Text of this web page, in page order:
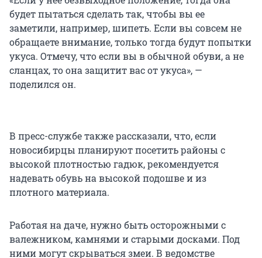
будет пытаться сделать так, чтобы вы ее
заметили, например, шипеть. Если вы совсем не
обращаете внимание, только тогда будут попытки
укуса. Отмечу, что если вы в обычной обуви, а не
сланцах, то она защитит вас от укуса», —
поделился он.
В пресс-службе также рассказали, что, если
новосибирцы планируют посетить районы с
высокой плотностью гадюк, рекомендуется
надевать обувь на высокой подошве и из
плотного материала.
Работая на даче, нужно быть осторожными с
валежником, камнями и старыми досками. Под
ними могут скрываться змеи. В ведомстве